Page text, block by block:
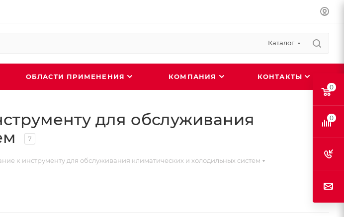
Каталог
ОБЛАСТИ ПРИМЕНЕНИЯ КОМПАНИЯ КОНТАКТЫ
для обслуживания
7
к инструменту для обслуживания климатических и холодильных систем
0
0